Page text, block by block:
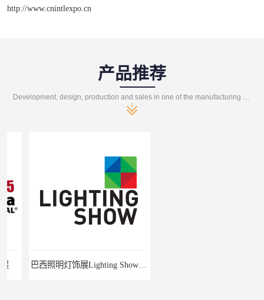
http://www.cnintlexpo.cn
产品推荐
巴西照明灯饰展Lighting Show 2025